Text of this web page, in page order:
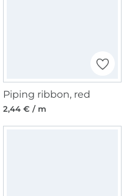
Piping ribbon, red
2,44 € / m